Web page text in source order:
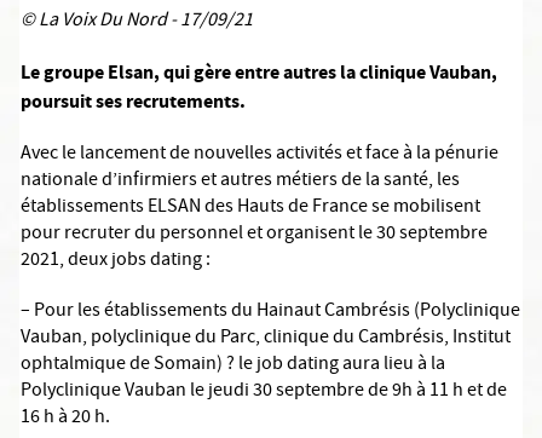
© La Voix Du Nord - 17/09/21
Le groupe Elsan, qui gère entre autres la clinique Vauban,
poursuit ses recrutements.
Avec le lancement de nouvelles activités et face à la pénurie
nationale d’infirmiers et autres métiers de la santé, les
établissements ELSAN des Hauts de France se mobilisent
pour recruter du personnel et organisent le 30 septembre
2021, deux jobs dating :
– Pour les établissements du Hainaut Cambrésis (Polyclinique
Vauban, polyclinique du Parc, clinique du Cambrésis, Institut
ophtalmique de Somain) ? le job dating aura lieu à la
Polyclinique Vauban le jeudi 30 septembre de 9h à 11 h et de
16 h à 20 h.